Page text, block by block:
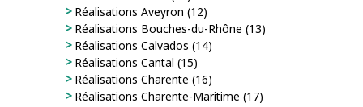
Réalisations Aveyron (12)
Réalisations Bouches-du-Rhône (13)
Réalisations Calvados (14)
Réalisations Cantal (15)
Réalisations Charente (16)
Réalisations Charente-Maritime (17)